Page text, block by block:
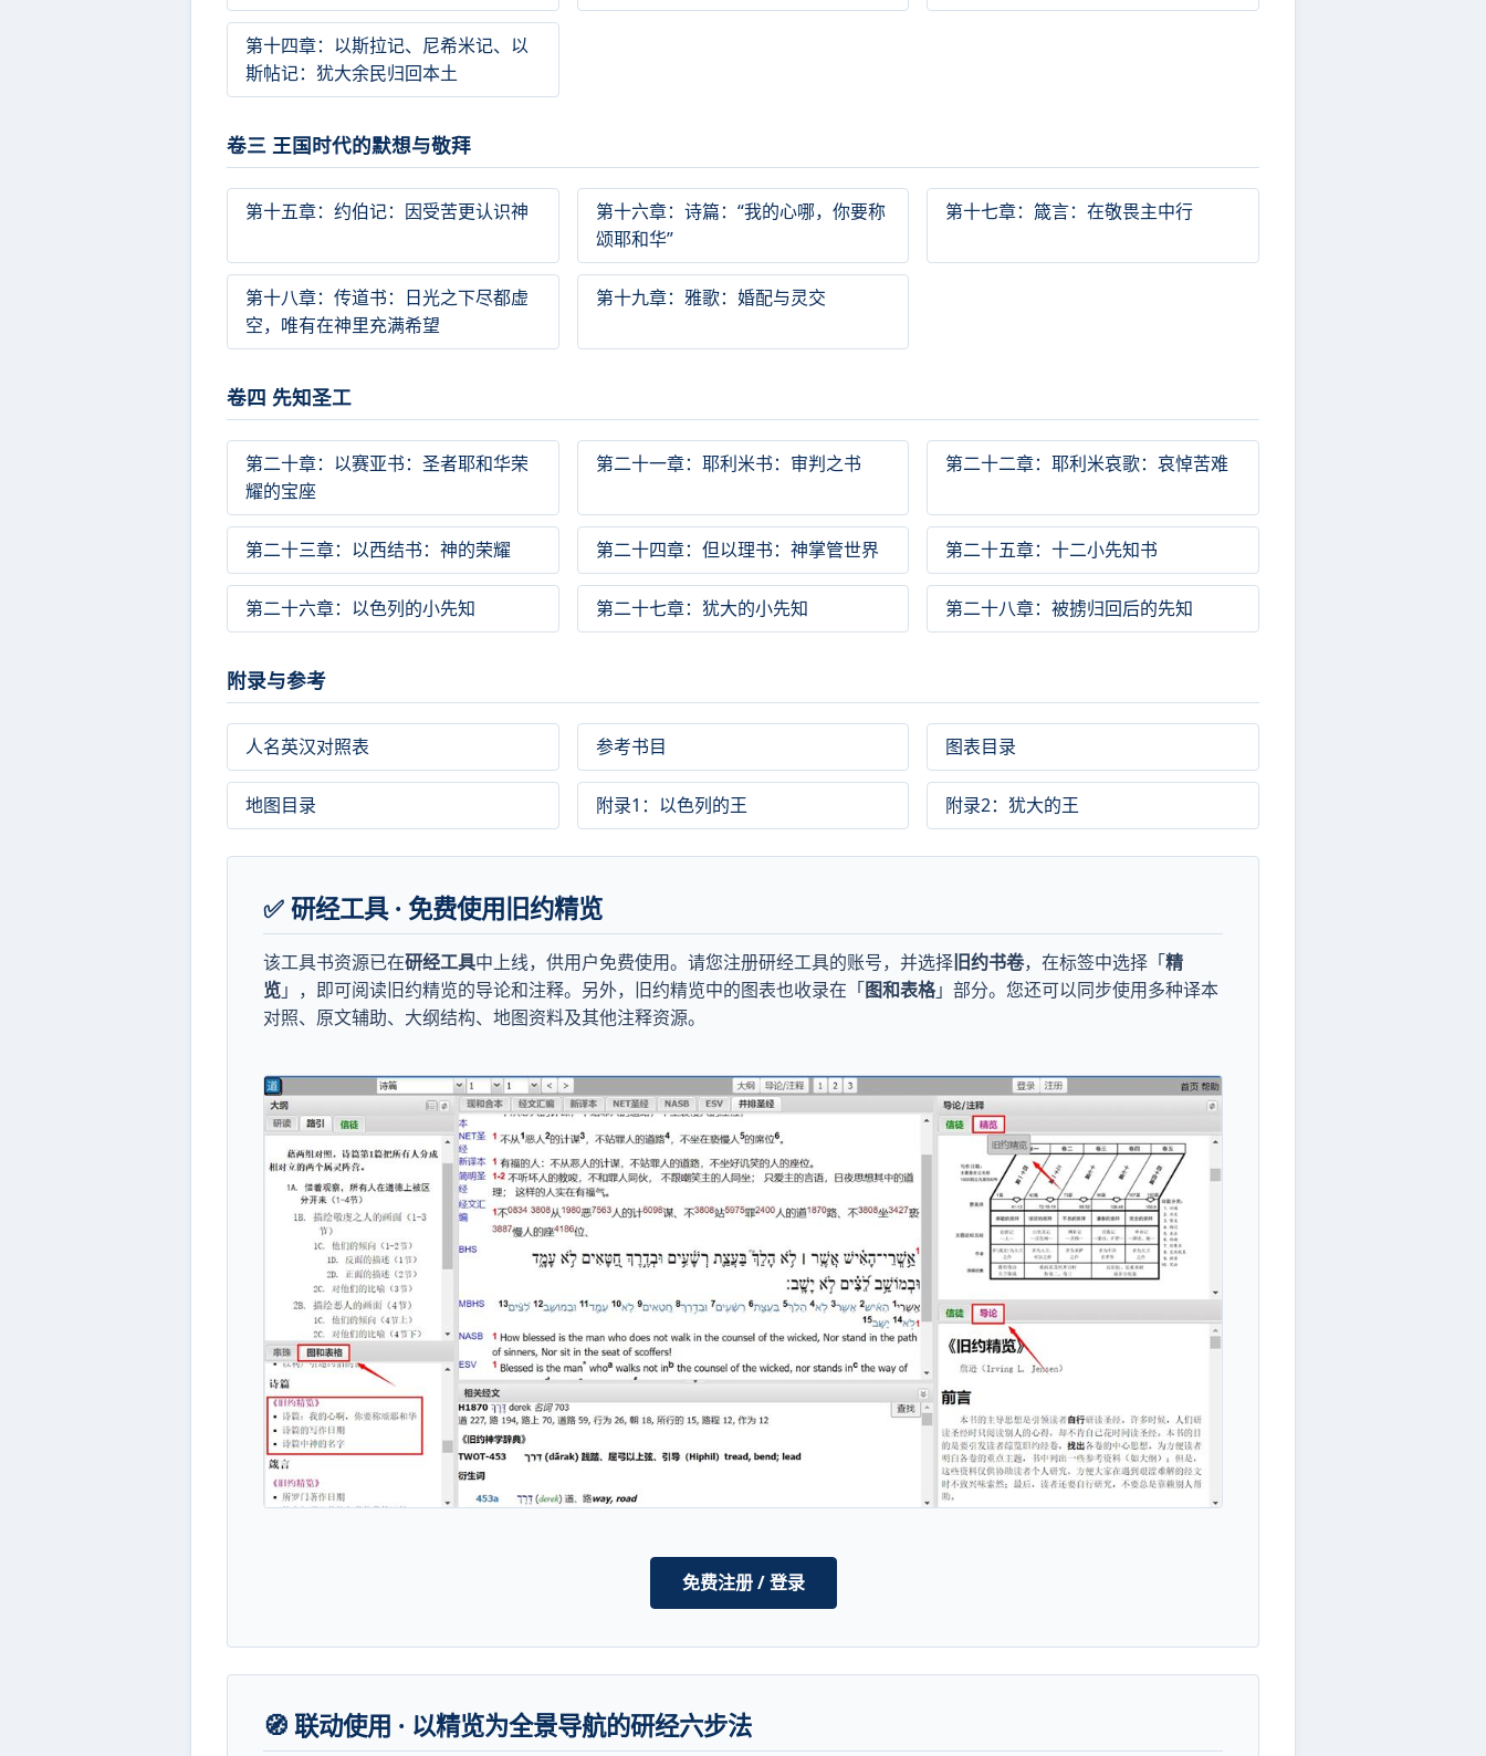
第十四章：以斯拉记、尼希米记、以
斯帖记：犹大余民归回本土
卷三 王国时代的默想与敬拜
第十五章：约伯记：因受苦更认识神
第十六章：诗篇：“我的心哪，你要称
颂耶和华”
第十七章：箴言：在敬畏主中行
第十八章：传道书：日光之下尽都虚
空，唯有在神里充满希望
第十九章：雅歌：婚配与灵交
卷四 先知圣工
第二十章：以赛亚书：圣者耶和华荣
耀的宝座
第二十一章：耶利米书：审判之书 第二十二章：耶利米哀歌：哀悼苦难
第二十三章：以西结书：神的荣耀 第二十四章：但以理书：神掌管世界 第二十五章：十二小先知书
第二十六章：以色列的小先知 第二十七章：犹大的小先知 第二十八章：被掳归回后的先知
附录与参考
人名英汉对照表 参考书目 图表目录
地图目录 附录1：以色列的王 附录2：犹大的王
✅ 研经工具 · 免费使用旧约精览
该工具书资源已在研经工具中上线，供用户免费使用。请您注册研经工具的账号，并选择旧约书卷，在标签中选择「精
览」，即可阅读旧约精览的导论和注释。另外，旧约精览中的图表也收录在「图和表格」部分。您还可以同步使用多种译本
对照、原文辅助、大纲结构、地图资料及其他注释资源。
免费注册 / 登录
🧭 联动使用 · 以精览为全景导航的研经六步法